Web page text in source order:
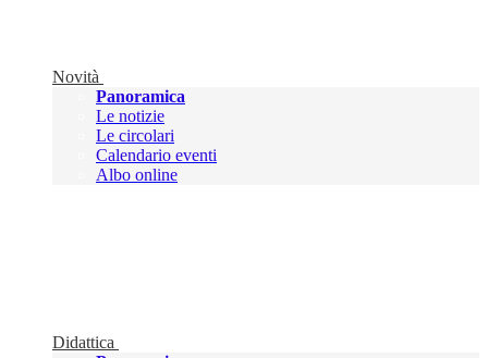
Novità
Panoramica
Le notizie
Le circolari
Calendario eventi
Albo online
Didattica